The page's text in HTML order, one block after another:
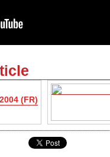
2004 (FR)